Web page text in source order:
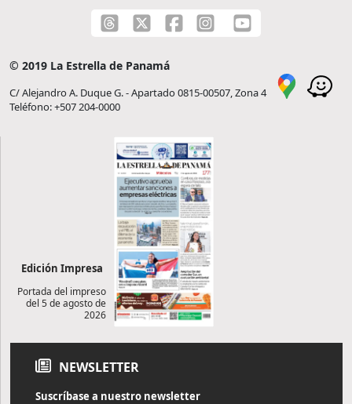
© 2019 La Estrella de Panamá
C/ Alejandro A. Duque G. - Apartado 0815-00507, Zona 4
Teléfono: +507 204-0000
Edición Impresa
Portada del impreso
del 5 de agosto de
2026
NEWSLETTER
Suscríbase a nuestro newsletter